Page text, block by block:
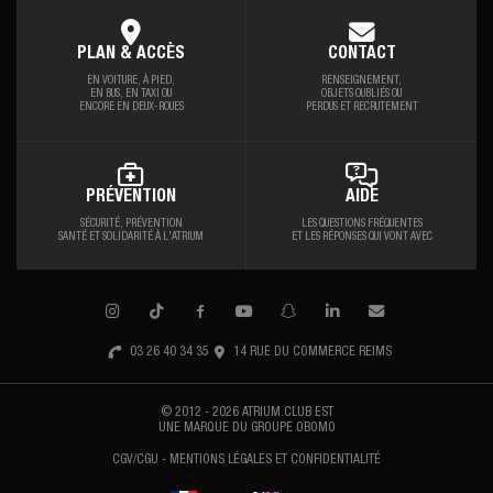
PLAN & ACCÈS
EN VOITURE, À PIED,
EN BUS, EN TAXI OU
ENCORE EN DEUX-ROUES
CONTACT
RENSEIGNEMENT,
OBJETS OUBLIÉS OU
PERDUS ET RECRUTEMENT
PRÉVENTION
SÉCURITÉ, PRÉVENTION
SANTÉ ET SOLIDARITÉ À L'ATRIUM
AIDE
LES QUESTIONS FRÉQUENTES
ET LES RÉPONSES QUI VONT AVEC
03 26 40 34 35 14 RUE DU COMMERCE REIMS
© 2012 - 2026 ATRIUM.CLUB EST
UNE MARQUE DU GROUPE OBOMO
CGV/CGU MENTIONS LÉGALES ET CONFIDENTIALITÉ